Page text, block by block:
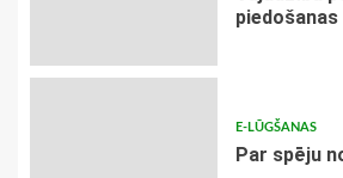
E-LŪGŠANAS
Par spēju